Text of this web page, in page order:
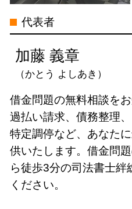
過払い金 請求 リ
過払い金 訴訟
阜県
古屋市
過払い金請求 司
岐阜県
特定調停 司法書
阜県
債務整理 司法書
重県
借金問題 司法書
知県
代表者
加藤 義章
（かとう よしあき）
借金問題の無料相談を
過払い請求、債務整理
特定調停など、あなた
供いたします。借金問
ら徒歩3分の司法書士
ください。